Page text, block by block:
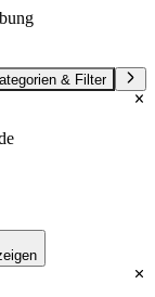
& Filter